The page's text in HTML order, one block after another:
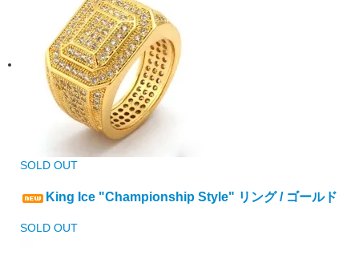
SOLD OUT
King Ice "Championship Style" リング / ゴールド
SOLD OUT